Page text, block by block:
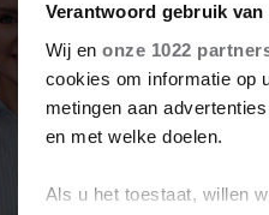
Verantwoord gebruik van
Wij en onze 1022
cookies om informatie op
metingen aan
en met welke doelen.
Als u het toestaat, willen